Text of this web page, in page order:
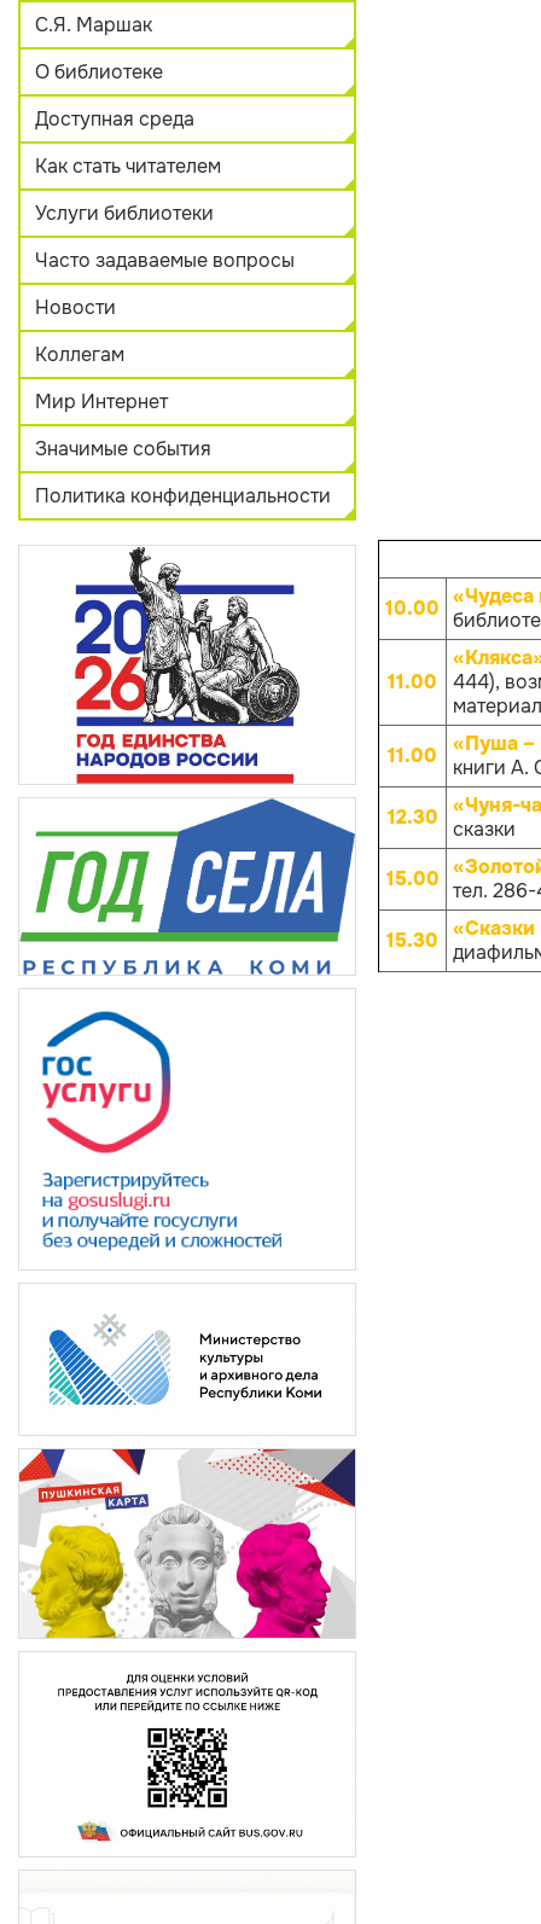
С.Я. Маршак
О библиотеке
Доступная среда
Как стать читателем
Услуги библиотеки
Часто задаваемые вопросы
Новости
Коллегам
Мир Интернет
Значимые события
Политика конфиденциальности
10.00
11.00
444),
11.00
«Пуша –
книги А.
12.30
«Чуня-
сказки
15.00 тел.
15.30
«Сказки